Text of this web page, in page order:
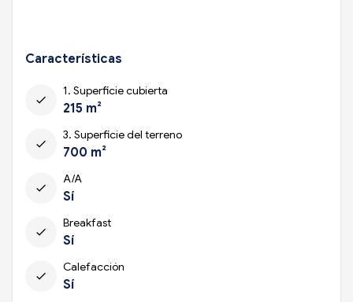
Características
check
1. Superficie cubierta
215 m²
check
3. Superficie del terreno
700 m²
check
A/A
Sí
check
Breakfast
Sí
check
Calefacción
Sí